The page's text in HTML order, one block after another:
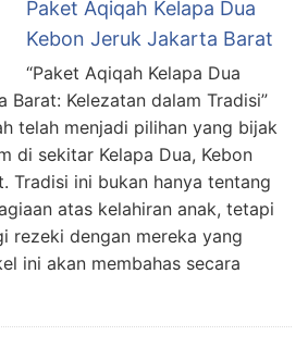
Paket Aqiqah Kelapa Dua
Kebon Jeruk Jakarta Barat
“Paket Aqiqah Kelapa Dua
Barat: Kelezatan dalam Tradisi”
telah menjadi pilihan yang bijak
di sekitar Kelapa Dua, Kebon
Tradisi ini bukan hanya tentang
atas kelahiran anak, tetapi
rezeki dengan mereka yang
ini akan membahas secara